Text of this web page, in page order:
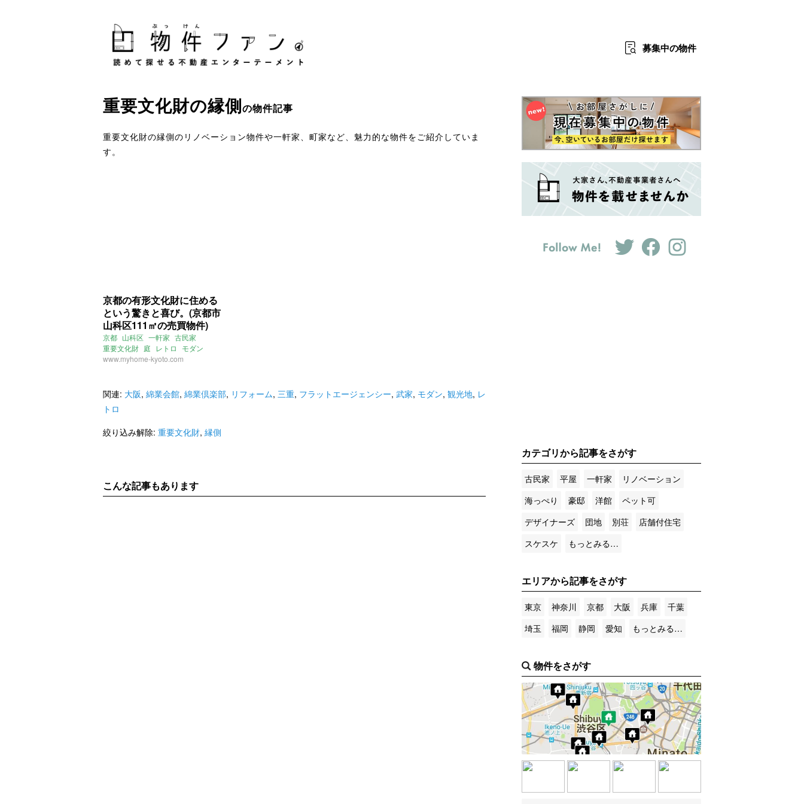
募集中の物件
重要文化財の縁側の物件記事
重要文化財の縁側のリノベーション物件や一軒家、町家など、魅力的な物件をご紹介していま
す。
京都の有形文化財に住める
という驚きと喜び。(京都市
山科区111㎡の売買物件)
京都 山科区 一軒家 古民家
重要文化財 庭 レトロ
モダン
縁側 井戸
www.myhome-kyoto.com
関連: 大阪, 綿業会館, 綿業倶楽部, リフォーム, 三重, フラットエージェンシー, 武家, モダン, 観光地, レ
トロ
絞り込み解除: 重要文化財, 縁側
こんな記事もあります
カテゴリから記事をさがす
古民家 平屋 一軒家
リノベーション
海っぺり
豪邸 洋館
ペット可
デザイナーズ
団地 別荘
店舗付住宅
スケスケ
もっとみる…
エリアから記事をさがす
東京 神奈川 京都 大阪 兵庫
千葉
埼玉
福岡 静岡 愛知 もっとみる…
物件をさがす